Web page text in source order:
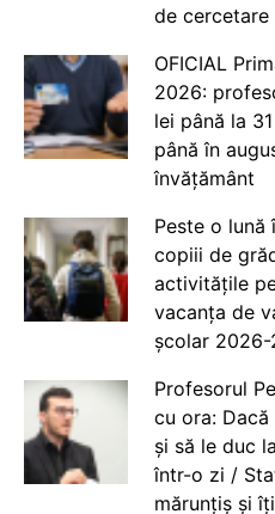
de
OFICIAL
2026:
lei până la
până în
învățământ
Peste o lună
copiii de
activitățile
vacanța de
școlar
Profesorul
cu ora:
și să le duc
într-o zi /
mărunțiș și